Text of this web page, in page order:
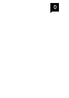
0